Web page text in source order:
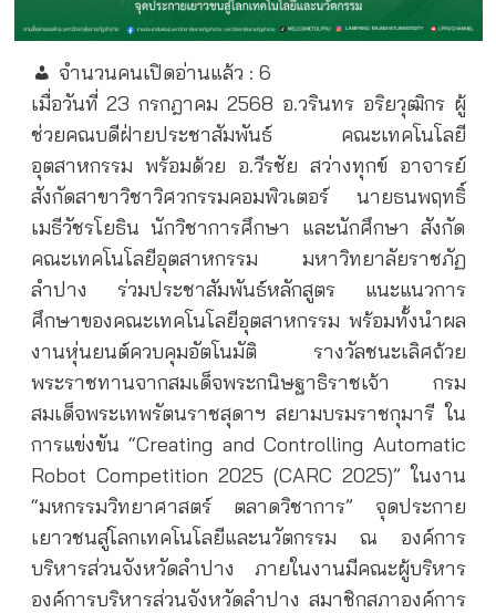
จำนวนคนเปิดอ่านแล้ว : 6
เมื่อวันที่ 23 กรกฎาคม 2568 อ.วรินทร อริยวุฒิกร ผู้
ช่วยคณบดีฝ่ายประชาสัมพันธ์ คณะเทคโนโลยี
อุตสาหกรรม พร้อมด้วย อ.วีรชัย สว่างทุกข์ อาจารย์
สังกัดสาขาวิชาวิศวกรรมคอมพิวเตอร์ นายธนพฤทธิ์
เมธีวัชรโยธิน นักวิชาการศึกษา และนักศึกษา สังกัด
คณะเทคโนโลยีอุตสาหกรรม มหาวิทยาลัยราชภัฏ
ลำปาง ร่วมประชาสัมพันธ์หลักสูตร แนะแนวการ
ศึกษาของคณะเทคโนโลยีอุตสาหกรรม พร้อมทั้งนำผล
งานหุ่นยนต์ควบคุมอัตโนมัติ รางวัลชนะเลิศถ้วย
พระราชทานจากสมเด็จพระกนิษฐาธิราชเจ้า กรม
สมเด็จพระเทพรัตนราชสุดาฯ สยามบรมราชกุมารี ใน
การแข่งขัน “Creating and Controlling Automatic
Robot Competition 2025 (CARC 2025)” ในงาน
“มหกรรมวิทยาศาสตร์ ตลาดวิชาการ” จุดประกาย
เยาวชนสู่โลกเทคโนโลยีและนวัตกรรม ณ องค์การ
บริหารส่วนจังหวัดลำปาง ภายในงานมีคณะผู้บริหาร
องค์การบริหารส่วนจังหวัดลำปาง สมาชิกสภาองค์การ